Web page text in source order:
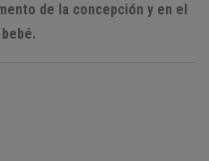
de la concepción y en el